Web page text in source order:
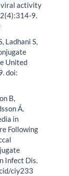
viral activity
9.
Ladhani S,
United
doi:
B,
Á.
in
Following
Infect Dis.
ciy233